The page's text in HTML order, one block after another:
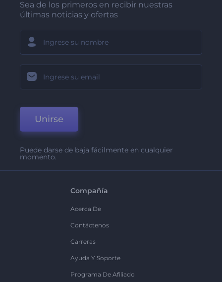
Sea de los primeros en recibir nuestras
últimas noticias y ofertas
Unirse
Puede darse de baja fácilmente en cualquier
momento.
Compañía
Acerca De
Contáctenos
Carreras
Ayuda Y Soporte
Programa De Afiliado